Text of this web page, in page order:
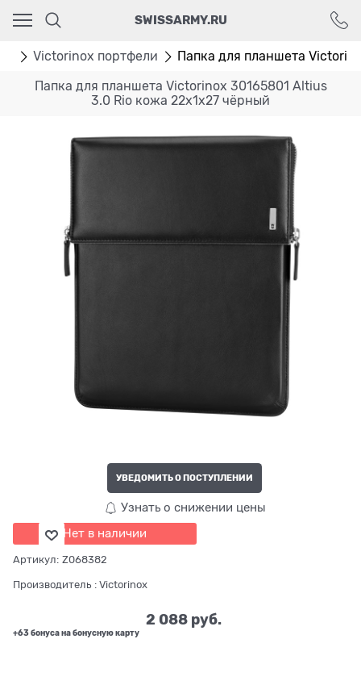
SWISSARMY.RU
Victorinox портфели Папка для планшета
Папка для планшета Victorinox 30165801 Altius
3.0 Rio кожа 22x1x27 чёрный
УВЕДОМИТЬ О ПОСТУПЛЕНИИ
Узнать о снижении цены
Нет в наличии
Артикул: Z068382
Производитель : Victorinox
2 088 руб.
+63 бонуса на бонусную карту
Ваш город - Москва,
угадали?
ДА НЕТ